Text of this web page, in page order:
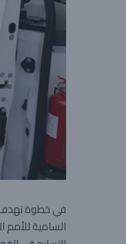
السامية للأمم